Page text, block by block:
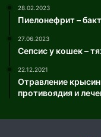
28.02.2023
Пиелонефрит –
27.06.2023
Сепсис у кошек –
22.12.2021
Отравление
противоядия и